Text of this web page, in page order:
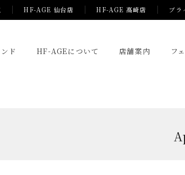
HF-AGE 仙台店 HF-AGE 高崎店 ブラ
ド HF-AGEについて 店舗案内 フ